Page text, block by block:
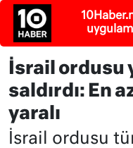
İsrail ordusu
saldırdı: En
yaralı
İsrail ordusu